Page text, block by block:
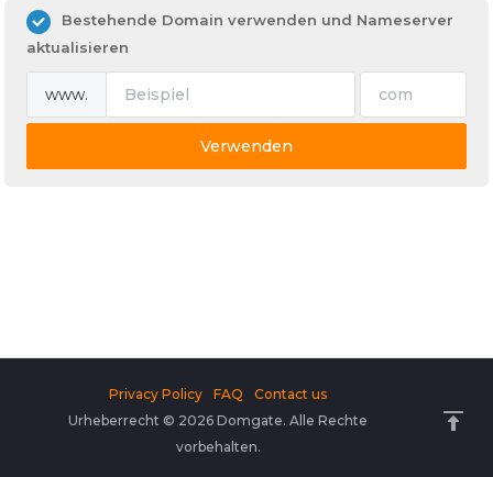
Bestehende Domain verwenden und Nameserver
aktualisieren
www.
Verwenden
Urheberrecht © 2026 Domgate. Alle Rechte
vorbehalten.
Privacy Policy FAQ Contact us